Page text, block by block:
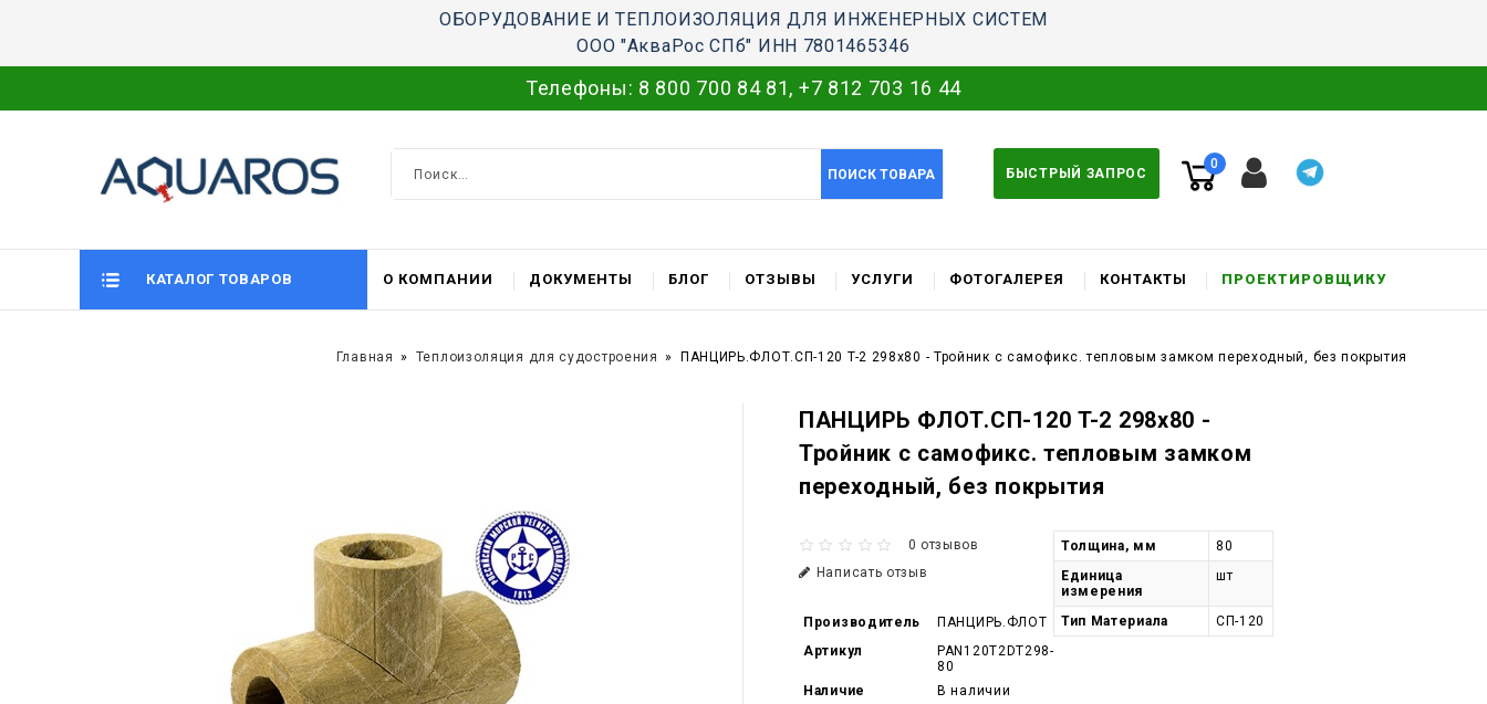
ОБОРУДОВАНИЕ И ТЕПЛОИЗОЛЯЦИЯ ДЛЯ ИНЖЕНЕРНЫХ СИСТЕМ
ООО "АкваРос СПб" ИНН 7801465346
Телефоны: 8 800 700 84 81, +7 812 703 16 44
ПОИСК ТОВАРА БЫСТРЫЙ ЗАПРОС
0
КАТАЛОГ ТОВАРОВ О КОМПАНИИ ДОКУМЕНТЫ БЛОГ ОТЗЫВЫ УСЛУГИ ФОТОГАЛЕРЕЯ КОНТАКТЫ ПРОЕКТИРОВЩИКУ
Главная Теплоизоляция для судостроения ПАНЦИРЬ.ФЛОТ.СП-120 T-2 298x80 - Тройник c самофикс. тепловым замком переходный, без покрытия
ПАНЦИРЬ ФЛОТ.СП-120 T-2 298x80 -
Тройник c самофикс. тепловым замком
переходный, без покрытия
0 отзывов
Написать отзыв
Производитель
ПАНЦИРЬ.ФЛОТ
Артикул
PAN120T2DT298-
80
Наличие
В наличии
Толщина, мм
80
Единица
измерения
шт
Тип Материала СП-120